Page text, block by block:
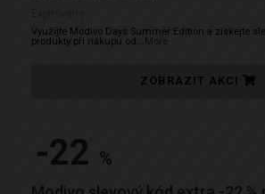
Využijte Modivo Days Summer Edition a získejte
produkty při nákupu od...More
ZOBRAZIT AKCI
-22 %